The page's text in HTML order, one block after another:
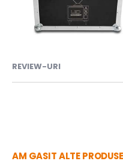
REVIEW-URI
AM GASIT ALTE